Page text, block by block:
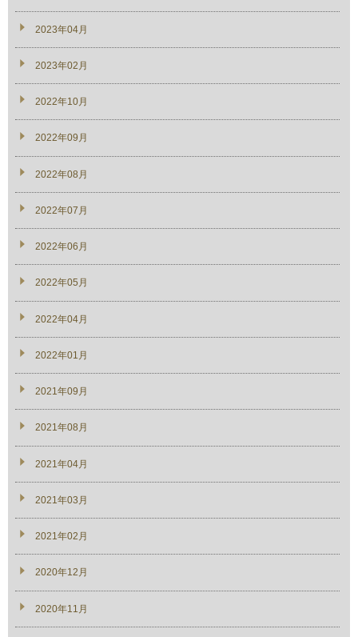
2023年04月
2023年02月
2022年10月
2022年09月
2022年08月
2022年07月
2022年06月
2022年05月
2022年04月
2022年01月
2021年09月
2021年08月
2021年04月
2021年03月
2021年02月
2020年12月
2020年11月